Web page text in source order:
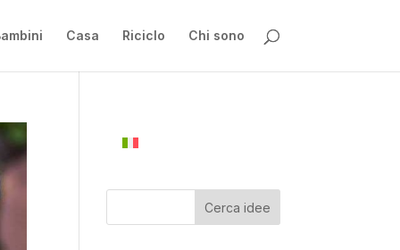
Casa Riciclo Chi sono
Cerca idee